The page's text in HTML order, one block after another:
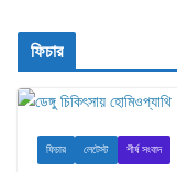
ফিচার
ফিচার লেটেস্ট শীর্ষ সংবাদ